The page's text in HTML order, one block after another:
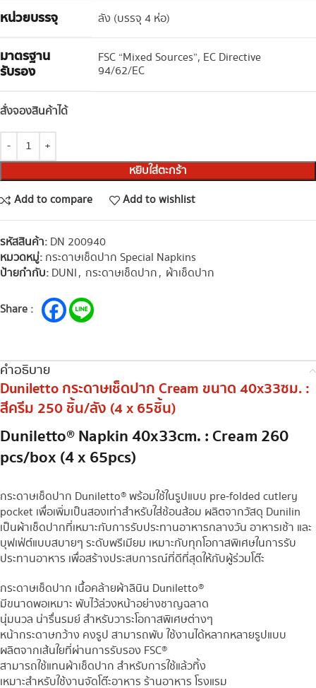
หน่วยบรรจุ ลัง (บรรจุ 4 ห่อ)
มาตรฐาน
รับรอง
FSC “Mixed Sources”, EC Directive
94/62/EC
สั่งจองสินค้าได้
หยิบใส่ตะกร้า
Add to compare
Add to wishlist
รหัสสินค้า: DN 200940
หมวดหมู่: กระดาษเช็ดปาก Special Napkins
ป้ายกำกับ: DUNI, กระดาษเช็ดปาก, ผ้าเช็ดปาก
Share :
คำอธิบาย
Duniletto กระดาษเช็ดปาก Cream ขนาด 40x33ซม. :
สีครีม 250 ชิ้น/ลัง (4 x 65ชิ้น)
Duniletto® Napkin 40x33cm. : Cream 260
pcs/box (4 x 65pcs)
กระดาษเช็ดปาก Duniletto® พร้อมใช้ในรูปแบบ pre-folded cutlery
pocket เพื่อเพิ่มเป็นสองเท่าสำหรับใส่ช้อนส้อม ผลิตจากวัสดุ Dunilin
เป็นผ้าเช็ดปากที่เหมาะกับการรับประทานอาหารกลางวัน อาหารเช้า และ
บุฟเฟ่ต์แบบสบายๆ ระดับพรีเมียม เหมาะกับทุกโอกาสพิเศษในการรับ
ประทานอาหาร เพื่อสร้างประสบการณ์ที่ดีที่สุดให้กับผู้ร่วมโต๊ะ
กระดาษเช็ดปาก เนื้อคล้ายผ้าลินิน Duniletto®
มีขนาดพอเหมาะ พับไว้ล่วงหน้าอย่างชาญฉลาด
นุ่มนวล น่ารื่นรมย์ สำหรับวาระโอกาสพิเศษต่างๆ
หน้ากระดาษกว้าง คงรูป สามารถพับ ใช้งานได้หลากหลายรูปแบบ
ผลิตจากเส้นใยที่ผ่านการรับรอง FSC®
สามารถใช้แทนผ้าเช็ดปาก สำหรับการใช้แล้วทิ้ง
เหมาะสำหรับใช้งานจัดโต๊ะอาหาร ร้านอาหาร โรงแรม